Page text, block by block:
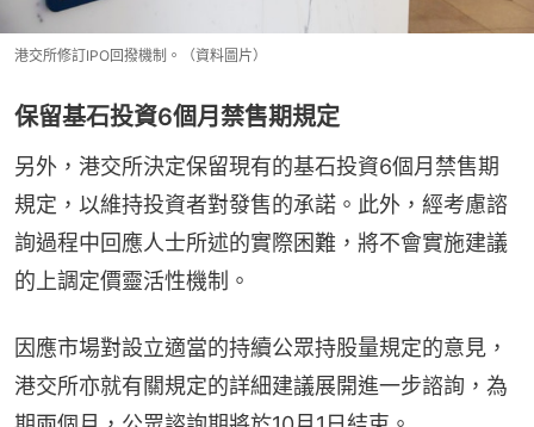
港交所修訂IPO回撥機制。（資料圖片）
保留基石投資6個月禁售期規定
另外，港交所決定保留現有的基石投資6個月禁售期
規定，以維持投資者對發售的承諾。此外，經考慮諮
詢過程中回應人士所述的實際困難，將不會實施建議
的上調定價靈活性機制。
因應市場對設立適當的持續公眾持股量規定的意見，
港交所亦就有關規定的詳細建議展開進一步諮詢，為